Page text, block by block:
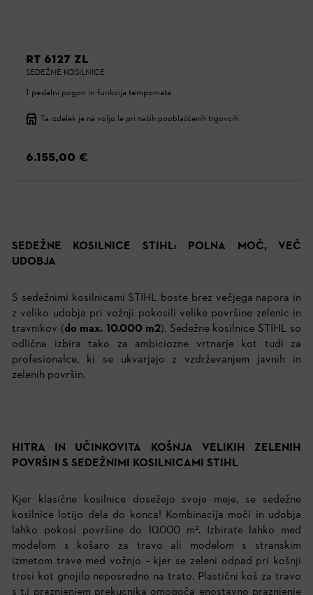
RT 6127 ZL
SEDEŽNE KOSILNICE
1-pedalni pogon in funkcija tempomata
Ta izdelek je na voljo le pri naših pooblaščenih trgovcih
6.155,00 €
SEDEŽNE KOSILNICE STIHL: POLNA MOČ, VEČ
UDOBJA
S sedežnimi kosilnicami STIHL boste brez večjega napora in
z veliko udobja pri vožnji pokosili velike površine zelenic in
travnikov (do max. 10.000 m2). Sedežne kosilnice STIHL so
odlična izbira tako za ambiciozne vrtnarje kot tudi za
profesionalce, ki se ukvarjajo z vzdrževanjem javnih in
zelenih površin.
HITRA IN UČINKOVITA KOŠNJA VELIKIH ZELENIH
POVRŠIN S SEDEŽNIMI KOSILNICAMI STIHL
Kjer klasične kosilnice dosežejo svoje meje, se sedežne
kosilnice lotijo dela do konca! Kombinacija moči in udobja
lahko pokosi površine do 10.000 m². Izbirate lahko med
modelom s košaro za travo ali modelom s stranskim
izmetom trave med vožnjo – kjer se zeleni odpad pri košnji
trosi kot gnojilo neposredno na trato. Plastični koš za travo